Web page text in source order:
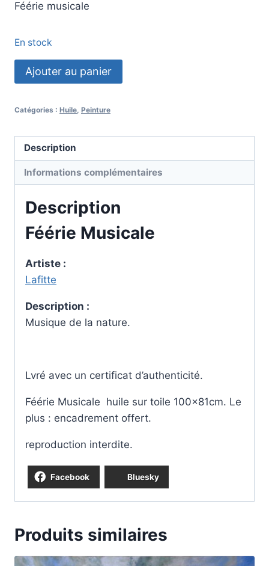
Féérie musicale
En stock
quantité
de
Musicale
Ajouter au panier
Catégories : Huile Peinture
Description
Informations complémentaires
Description
Féérie Musicale
Artiste :
Lafitte
Description :
Musique de la nature.
Lvré avec un certificat d’authenticité.
Féérie Musicale huile sur toile 100x81cm. Le
plus : encadrement offert.
reproduction interdite.
Facebook Bluesky
Produits similaires